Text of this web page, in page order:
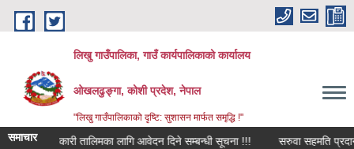
Skip to main content
लिखु गाउँपालिका, गाउँ कार्यपालिकाको कार्यालय
ओखलढुङ्गा, कोशी प्रदेश, नेपाल
"लिखु गाउँपालिकाको दृष्टि: सुशासन मार्फत समृद्धि !"
समाचारसहकारी तालिमका लागि आवेदन दिने सम्बन्धी सूचना !!! सरुवा सहमति प्रदान